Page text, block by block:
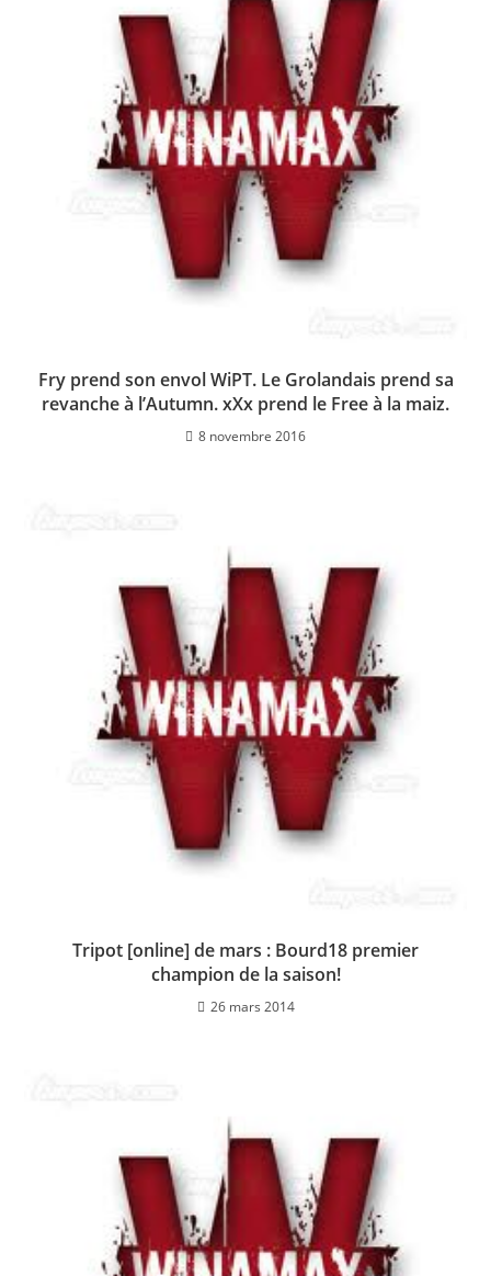
Fry prend son envol WiPT. Le Grolandais prend sa
revanche à l’Autumn. xXx prend le Free à la maiz.
8 novembre 2016
Tripot [online] de mars : Bourd18 premier
champion de la saison!
26 mars 2014